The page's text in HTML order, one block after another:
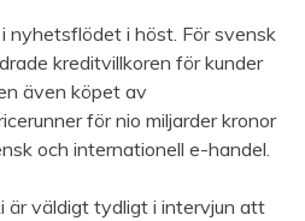
nyhetsflödet i höst. För svensk
kreditvillkoren för kunder
även köpet av
för nio miljarder kronor
och internationell e-handel.
är väldigt tydligt i intervjun att